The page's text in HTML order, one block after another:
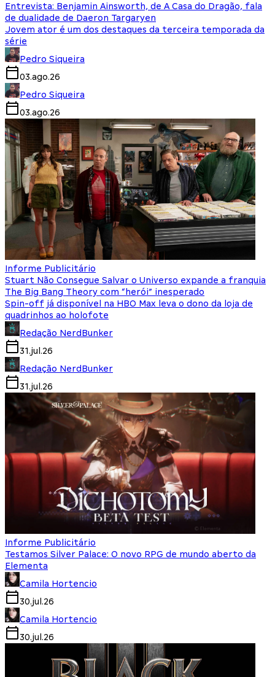
Entrevista: Benjamin Ainsworth, de A Casa do Dragão, fala
de dualidade de Daeron Targaryen
Jovem ator é um dos destaques da terceira temporada da
série
Pedro Siqueira
03.ago.26
Pedro Siqueira
03.ago.26
Informe Publicitário
Stuart Não Consegue Salvar o Universo expande a franquia
The Big Bang Theory com “herói” inesperado
Spin-off já disponível na HBO Max leva o dono da loja de
quadrinhos ao holofote
Redação NerdBunker
31.jul.26
Redação NerdBunker
31.jul.26
Informe Publicitário
Testamos Silver Palace: O novo RPG de mundo aberto da
Elementa
Camila Hortencio
30.jul.26
Camila Hortencio
30.jul.26